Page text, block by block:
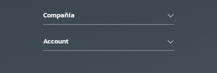
Compañía
Account